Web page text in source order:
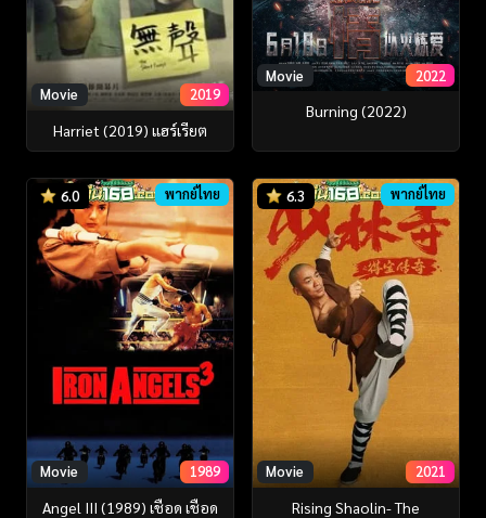
Movie 2019
Harriet (2019) แฮร์เรียต
Movie 2022
Burning (2022)
6.0 พากย์ไทย
Movie 1989
Angel III (1989) เชือด เชือด
6.3 พากย์ไทย
Movie 2021
Rising Shaolin- The